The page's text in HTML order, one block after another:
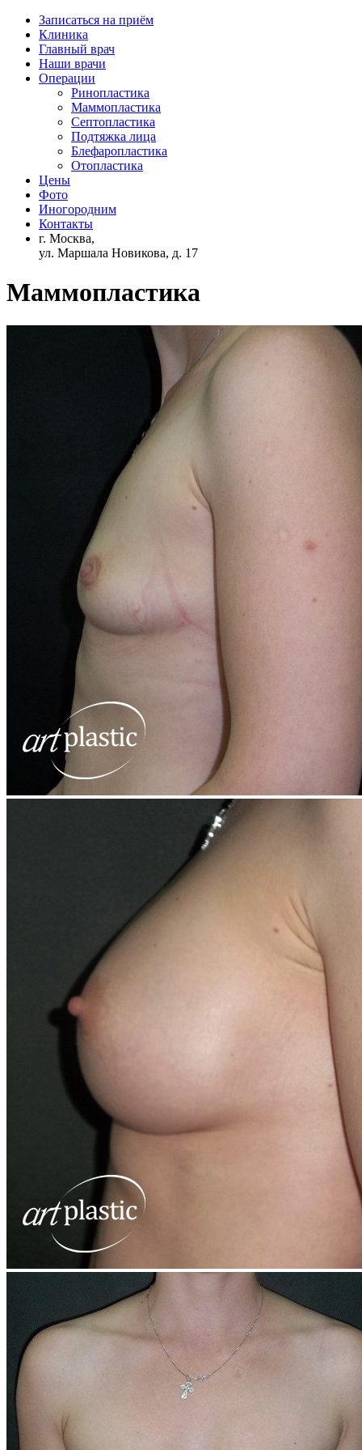
Записаться на приём
Клиника
Главный врач
Наши врачи
Операции
Ринопластика
Маммопластика
Септопластика
Подтяжка лица
Блефаропластика
Отопластика
Цены
Фото
Иногородним
Контакты
г. Москва,
ул. Маршала Новикова, д. 17
Маммопластика